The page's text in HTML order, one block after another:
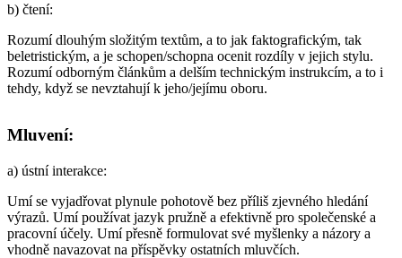
b) čtení:
Rozumí dlouhým složitým textům, a to jak faktografickým, tak
beletristickým, a je schopen/schopna ocenit rozdíly v jejich stylu.
Rozumí odborným článkům a delším technickým instrukcím, a to i
tehdy, když se nevztahují k jeho/jejímu oboru.
Mluvení:
a) ústní interakce:
Umí se vyjadřovat plynule pohotově bez příliš zjevného hledání
výrazů. Umí používat jazyk pružně a efektivně pro společenské a
pracovní účely. Umí přesně formulovat své myšlenky a názory a
vhodně navazovat na příspěvky ostatních mluvčích.